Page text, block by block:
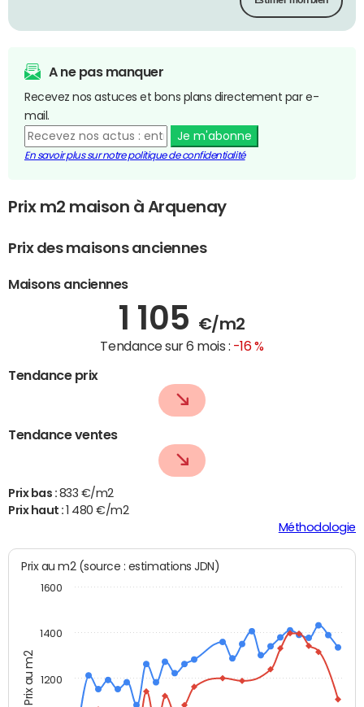
A ne pas manquer
Recevez nos astuces et bons plans directement par e-
mail.
Je m'abonne
En savoir plus sur notre politique de confidentialité
Prix m2 maison à Arquenay
Prix des maisons anciennes
Maisons anciennes
1 105 €/m2
Tendance sur 6 mois : -16 %
Tendance prix
Tendance ventes
Prix bas : 833 €/m2
Prix haut :
1 480 €/m2
Méthodologie
Prix au m2
Prix au m2 (source : estimations JDN)
1200
1400
1600